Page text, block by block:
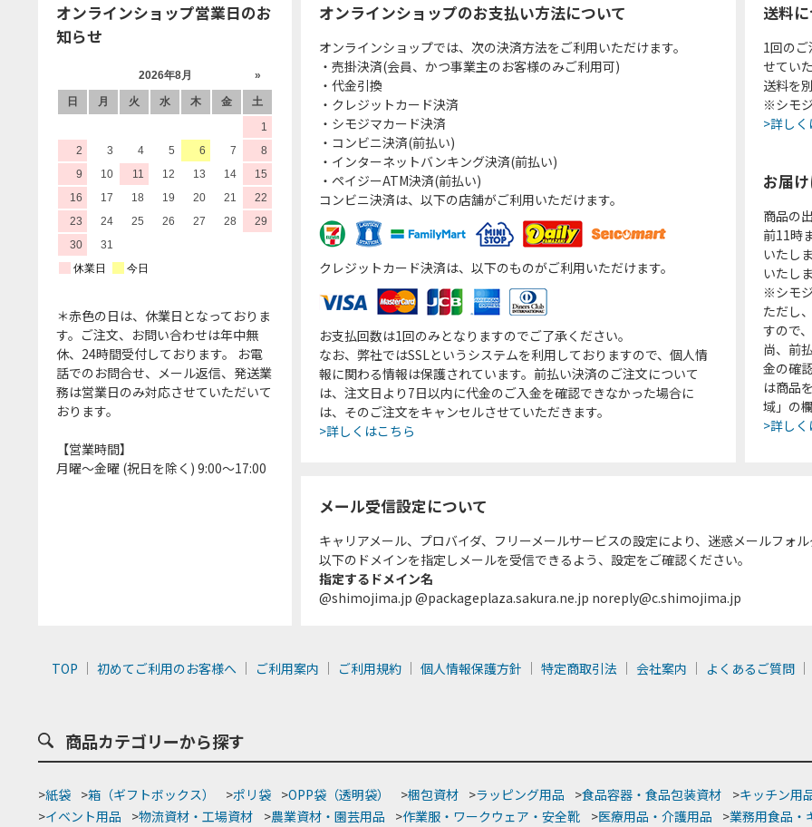
オンラインショップ営業日のお
知らせ
＊赤色の日は、休業日となっておりま
す。ご注文、お問い合わせは年中無
休、24時間受付しております。 お電
話でのお問合せ、メール返信、発送業
務は営業日のみ対応させていただいて
おります。
【営業時間】
月曜～金曜 (祝日を除く) 9:00～17:00
オンラインショップのお支払い方法について
オンラインショップでは、次の決済方法をご利用いただけます。
・売掛決済(会員、かつ事業主のお客様のみご利用可)
・代金引換
・クレジットカード決済
・シモジマカード決済
・コンビニ決済(前払い)
・インターネットバンキング決済(前払い)
・ペイジーATM決済(前払い)
コンビニ決済は、以下の店舗がご利用いただけます。
クレジットカード決済は、以下のものがご利用いただけます。
お支払回数は1回のみとなりますのでご了承ください。
なお、弊社ではSSLというシステムを利用しておりますので、個人情
報に関わる情報は保護されています。前払い決済のご注文について
は、注文日より7日以内に代金のご入金を確認できなかった場合に
は、そのご注文をキャンセルさせていただきます。
>詳しくはこちら
送料
1回の
せてい
送料を
※シモ
>詳し
お届
商品の
前11時
いたし
いたし
※シモ
ただし
すので
尚、前
金の確
は商品
域」の
>詳し
メール受信設定について
キャリアメール、プロバイダ、フリーメールサービスの設定により、迷惑メールフォ
以下のドメインを指定しメールを受信できるよう、設定をご確認ください。
指定するドメイン名
@shimojima.jp @packageplaza.sakura.ne.jp noreply@c.shimojima.jp
TOP 初めてご利用のお客様へ ご利用案内 ご利用規約 個人情報保護方針 特定商取引法 会社案内 よくあるご質問
商品カテゴリーから探す
>紙袋 >箱（ギフトボックス） >ポリ袋 >OPP袋（透明袋） >梱包資材 >ラッピング用品 >食品容器・食品包装資材 >キッチン用
>イベント用品 >物流資材・工場資材 >農業資材・園芸用品 >作業服・ワークウェア・安全靴 >医療用品・介護用品 >業務用食品・